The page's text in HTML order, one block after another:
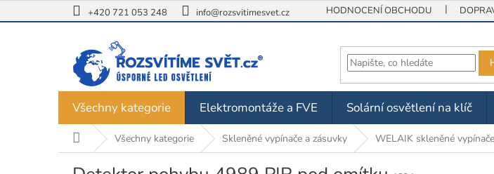
na
+420 721 053 248 info@rozsvitimesvet.cz HODNOCENÍ OBCHODU
Všechny kategorie Elektromontáže a FVE Solární osvětlení na klíč
Domů Všechny kategorie Skleněné vypínače a zásuvky WELAIK skleněné